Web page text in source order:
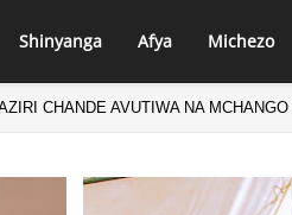
Shinyanga Afya Michezo
CHANDE AVUTIWA NA